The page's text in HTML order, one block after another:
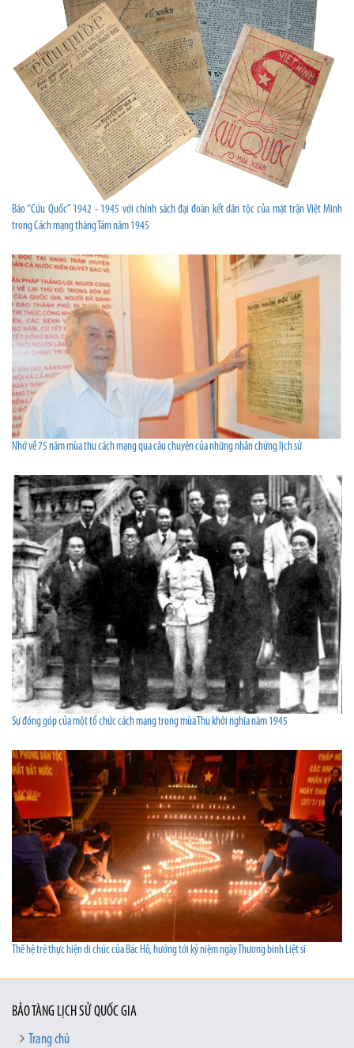
Báo “Cứu Quốc” 1942 - 1945 với chính sách đại đoàn kết dân tộc của mặt trận Việt Minh
trong Cách mạng tháng Tám năm 1945
Nhớ về 75 năm mùa thu cách mạng qua câu chuyện của những nhân chứng lịch sử
Sự đóng góp của một tổ chức cách mạng trong mùa Thu khởi nghĩa năm 1945
Thế hệ trẻ thực hiện di chúc của Bác Hồ, hướng tới kỷ niệm ngày Thương binh Liệt sĩ
BẢO TÀNG LỊCH SỬ QUỐC GIA
Trang chủ